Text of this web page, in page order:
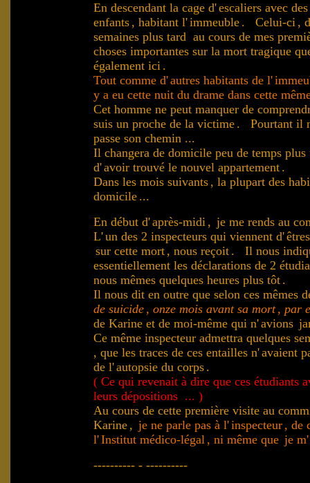
En descendant la cage d'escaliers avec
enfants , habitant l'immeuble . Celui-ci ,
semaines plus tard au cours de mes
choses importantes sur la mort tragique
également ici .
Tout comme d'autres habitants de l'
y a eu cette nuit du drame dans cette
Cet homme ne peut manquer de
suis un proche de la victime . Pourtant il
passe son chemin ...
Il changera de domicile peu de temps
d'avoir trouvé le nouvel appartement .
Dans les mois suivants , la plupart des
domicile ...
En début d'après-midi , je me rends au
L'un des 2 inspecteurs qui viennent d'
sur cette mort , nous reçoit . Il nous
essentiellement les déclarations de 2
nous mêmes quelques heures plus tôt .
Il nous dit en outre que selon ces mêmes
de suicide , onze mois avant sa mort , par
de Karine et de moi-même qui n'avions
Ce même inspecteur admettra quelques
, que les traces de ces entailles n'avaient
de l'autopsie du corps .
( Ce qui revenait à dire que ces étudiants
leurs dépositions ... )
Au cours de cette première visite au
Karine , je ne parle pas à l'inspecteur , de
l'Institut médico-légal , ni même que je m'
---------- - ----------